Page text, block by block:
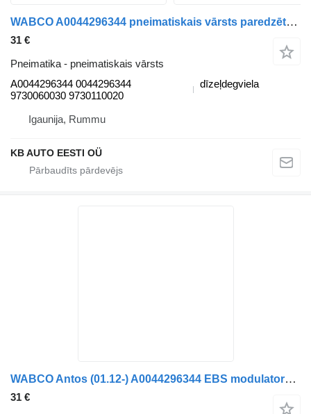
WABCO A0044296344 pneimatiskais vārsts paredzēts Mercedes-Benz Actros MP4 Antos Arocs (2012-) kravas automašīnas
31 €
Pneimatika - pneimatiskais vārsts
A0044296344 0044296344
9730060030 9730110020
dīzeļdegviela
Igaunija, Rummu
KB AUTO EESTI OÜ
WABCO Antos (01.12-) A0044296344 EBS modulators paredzēts Mercedes-Benz Actros MP4 Antos Arocs (2012-) kravas automašīnas
31 €